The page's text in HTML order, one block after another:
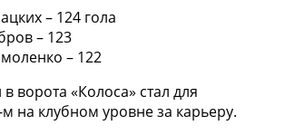
Первая Лига
Премьер Лига
Ла Лига
Турниры >>>
– 124 гола
– 123
– 122
ворота «Колоса» стал для
на клубном уровне за карьеру.